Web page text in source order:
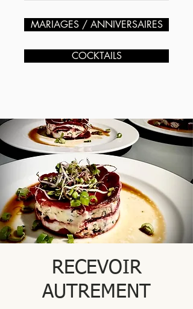
MARIAGES / ANNIVERSAIRES
COCKTAILS
RECEVOIR
AUTREMENT